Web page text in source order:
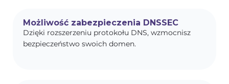
Możliwość zabezpieczenia DNSSEC
Dzięki rozszerzeniu protokołu DNS, wzmocnisz
bezpieczeństwo swoich domen.